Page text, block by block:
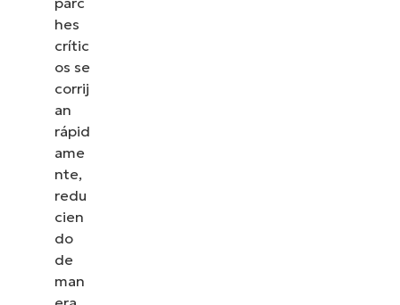
hes
crític
os se
corrij
an
rápid
ame
nte,
redu
cien
do
de
man